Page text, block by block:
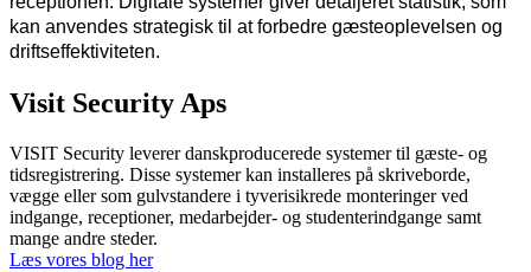
kan anvendes strategisk til at forbedre gæsteoplevelsen og
driftseffektiviteten.
Visit Security Aps
VISIT Security leverer danskproducerede systemer til gæste- og
tidsregistrering. Disse systemer kan installeres på skriveborde,
vægge eller som gulvstandere i tyverisikrede monteringer ved
indgange, receptioner, medarbejder- og studenterindgange samt
mange andre steder.
Læs vores blog her